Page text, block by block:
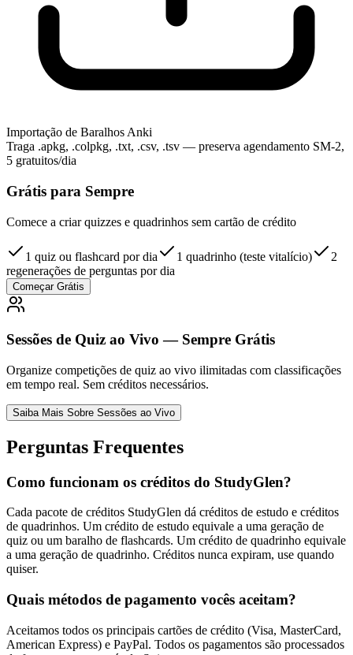
Importação de Baralhos Anki
Traga .apkg, .colpkg, .txt, .csv, .tsv — preserva agendamento SM-2,
5 gratuitos/dia
Grátis para Sempre
Comece a criar quizzes e quadrinhos sem cartão de crédito
1 quiz ou flashcard por dia 1 quadrinho (teste vitalício)
2
regenerações de perguntas por dia
Começar Grátis
Sessões de Quiz ao Vivo — Sempre Grátis
Organize competições de quiz ao vivo ilimitadas com classificações
em tempo real. Sem créditos necessários.
Saiba Mais Sobre Sessões ao Vivo
Perguntas Frequentes
Como funcionam os créditos do StudyGlen?
Cada pacote de créditos StudyGlen dá créditos de estudo e créditos
de quadrinhos. Um crédito de estudo equivale a uma geração de
quiz ou um baralho de flashcards. Um crédito de quadrinho equivale
a uma geração de quadrinho. Créditos nunca expiram, use quando
quiser.
Quais métodos de pagamento vocês aceitam?
Aceitamos todos os principais cartões de crédito (Visa, MasterCard,
American Express) e PayPal. Todos os pagamentos são processados